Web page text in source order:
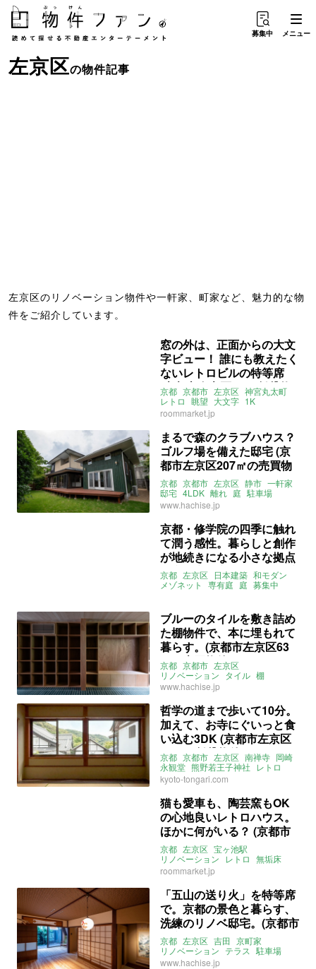
募集中 メニュー
左京区の物件記事
左京区のリノベーション物件や一軒家、町家など、魅力的な物
件をご紹介しています。
窓の外は、正面からの大文
字ビュー！ 誰にも教えたく
ないレトロビルの特等席
(京都市左京区1Kの賃貸物
件)
京都 京都市 左京区 神宮丸太町
レトロ 眺望 大文字 1K
一人暮らし ルームマーケット
賃貸
roommarket.jp
まるで森のクラブハウス？
ゴルフ場を備えた邸宅 (京
都市左京区207㎡の売買物
件)
京都 京都市 左京区 静市 一軒家
邸宅 4LDK 離れ 庭 駐車場
ウッドデッキ ゴルフ場
八清 売買
www.hachise.jp
京都・修学院の四季に触れ
て潤う感性。暮らしと創作
が地続きになる小さな拠点
（京都市左京区41㎡の賃貸
物件）
京都 左京区 日本建築 和モダン
メゾネット
専有庭 庭 募集中
ブルーのタイルを敷き詰め
た棚物件で、本に埋もれて
暮らす。(京都市左京区63
㎡の売買物件)
京都 京都市 左京区
リノベーション タイル 棚
カーペット 庭
www.hachise.jp
哲学の道まで歩いて10分。
加えて、お寺にぐいっと食
い込む3DK (京都市左京区
63㎡の賃貸物件)
京都 京都市 左京区 南禅寺 岡崎
永観堂 熊野若王子神社 レトロ
リノベーション テラスハウス
ペット飼育相談可
kyoto-tongari.com
猫も愛車も、陶芸窯もOK
の心地良いレトロハウス。
ほかに何がいる？ (京都市
左京区3DKの賃貸物件)
京都 左京区 宝ヶ池駅
リノベーション レトロ 無垢床
駐車場 アトリエ
ペット飼育相談可
賃貸
3DK 一人暮らし
二人暮らし
ルームマーケット
賃貸
roommarket.jp
「五山の送り火」を特等席
で。京都の景色と暮らす、
洗練のリノベ邸宅。(京都市
左京区114㎡の賃貸物件)
京都 左京区 吉田 京町家
リノベーション テラス 駐車場
邸宅 囲炉裏 八清
www.hachise.jp